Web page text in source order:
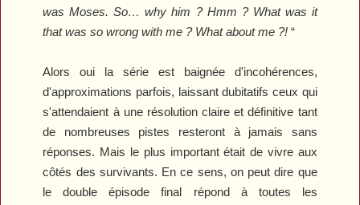
was Moses. So… why him ? Hmm ? What was it
that wasso wrong with me ? What about me ?! “
Alors oui la série est baignée d'incohérences,
d'approximations parfois, laissant dubitatifs ceux qui
s'attendaient à une résolution claire et définitive tant
de nombreuses pistes resteront à jamais sans
réponses. Mais le plus important était de vivre aux
côtés des survivants. En ce sens, on peut dire que
le double épisode final répond à toutes les